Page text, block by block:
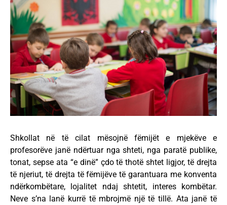
Shkollat në të cilat mësojnë fëmijët e mjekëve e
profesorëve janë ndërtuar nga shteti, nga paratë publike,
tonat, sepse ata “e dinë” çdo të thotë shtet ligjor, të drejta
të njeriut, të drejta të fëmijëve të garantuara me konventa
ndërkombëtare, lojalitet ndaj shtetit, interes kombëtar.
Neve s’na lanë kurrë të mbrojmë një të tillë. Ata janë të